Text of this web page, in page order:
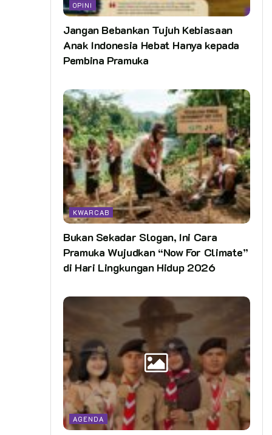
OPINI
Jangan Bebankan Tujuh Kebiasaan
Anak Indonesia Hebat Hanya kepada
Pembina Pramuka
KWARCAB
Bukan Sekadar Slogan, Ini Cara
Pramuka Wujudkan “Now For Climate”
di Hari Lingkungan Hidup 2026
AGENDA